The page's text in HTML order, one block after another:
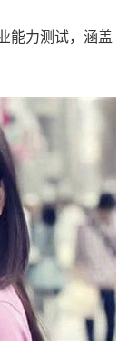
能力测试，涵盖